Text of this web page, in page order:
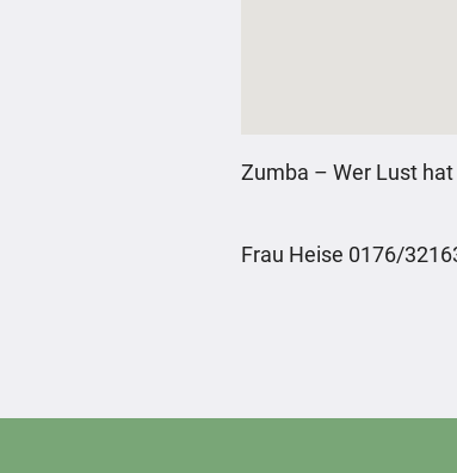
Zumba – Wer Lust
Frau Heise 0176/